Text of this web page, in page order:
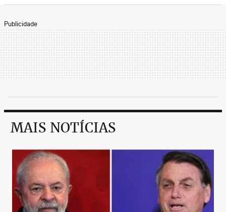
Publicidade
MAIS NOTÍCIAS